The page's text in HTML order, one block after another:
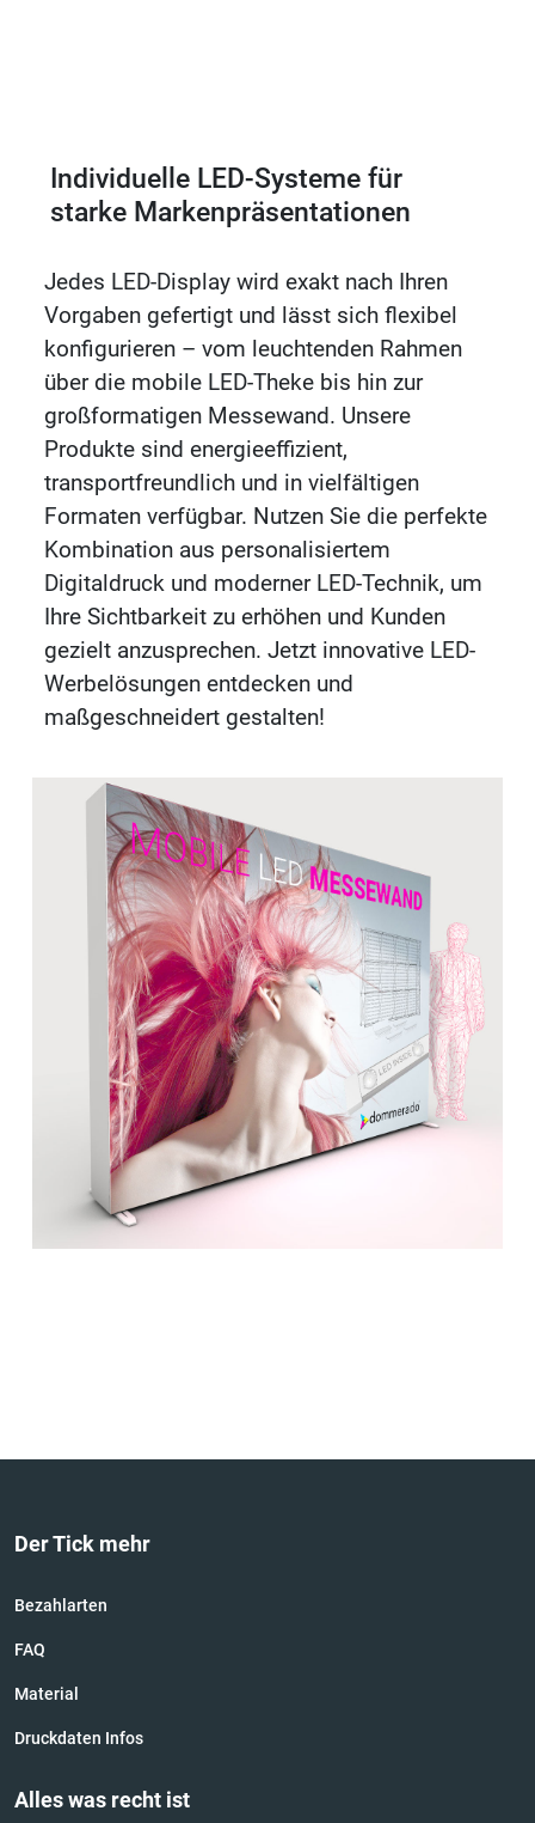
Individuelle LED-Systeme für
starke Markenpräsentationen
Jedes LED-Display wird exakt nach Ihren
Vorgaben gefertigt und lässt sich flexibel
konfigurieren – vom leuchtenden Rahmen
über die mobile LED-Theke bis hin zur
großformatigen Messewand. Unsere
Produkte sind energieeffizient,
transportfreundlich und in vielfältigen
Formaten verfügbar. Nutzen Sie die perfekte
Kombination aus personalisiertem
Digitaldruck und moderner LED-Technik, um
Ihre Sichtbarkeit zu erhöhen und Kunden
gezielt anzusprechen. Jetzt innovative LED-
Werbelösungen entdecken und
maßgeschneidert gestalten!
Der Tick mehr
Bezahlarten
FAQ
Material
Druckdaten Infos
Alles was recht ist